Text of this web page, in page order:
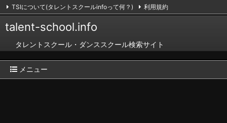
talent-school.info
タレントスクール・ダンススクール検索サイト
メニュー
TSIについて(タレントスクールinfoって何？)
利用規約
掲載のお申し込み（無料）